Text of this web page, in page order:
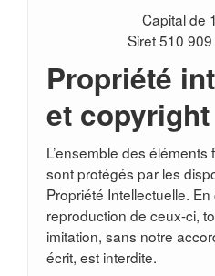
Capital de
Siret 510
Propriété
et copyright
L’ensemble des
sont protégés par les
Propriété Intellectuelle.
reproduction de ceux-ci,
imitation, sans notre
écrit, est interdite.